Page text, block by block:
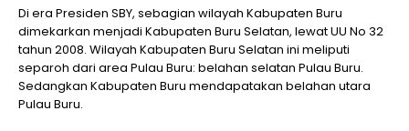
Di era Presiden SBY, sebagian wilayah Kabupaten Buru
dimekarkan menjadi Kabupaten Buru Selatan, lewat UU No 32
tahun 2008. Wilayah Kabupaten Buru Selatan ini meliputi
separoh dari area Pulau Buru: belahan selatan Pulau Buru.
Sedangkan Kabupaten Buru mendapatakan belahan utara
Pulau Buru.